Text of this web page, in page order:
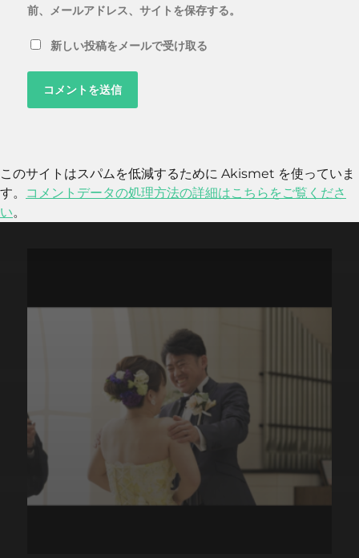
前、メールアドレス、サイトを保存する。
新しい投稿をメールで受け取る
このサイトはスパムを低減するために Akismet を使っていま
す。
コメントデータの処理方法の詳細はこちらをご覧くださ
い。